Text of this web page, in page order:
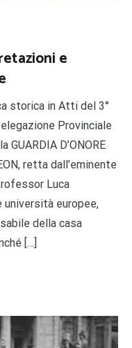
e
storica in Atti del 3°
Provinciale
D’ONORE
retta dall’eminente
Luca
università europee,
della casa
[…]